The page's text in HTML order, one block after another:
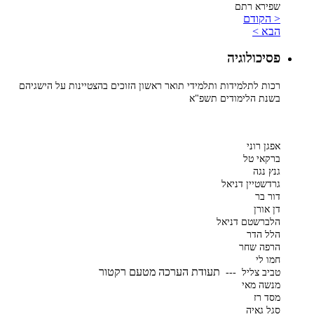
שפירא רתם
< הקודם
הבא >
פסיכולוגיה
רכות לתלמידות ותלמידי תואר ראשון הזוכים בהצטיינות על הישגיהם
בשנת הלימודים תשפ"א
אפגן רוני
ברקאי טל
גנץ נגה
גרדשטיין דניאל
דור בר
דן אורן
הלברשטם דניאל
הלל הדר
הרפה שחר
חמו לי
טביב צליל --- תעודת הערכה מטעם רקטור
מנשה מאי
מסד רז
סגל גאיה